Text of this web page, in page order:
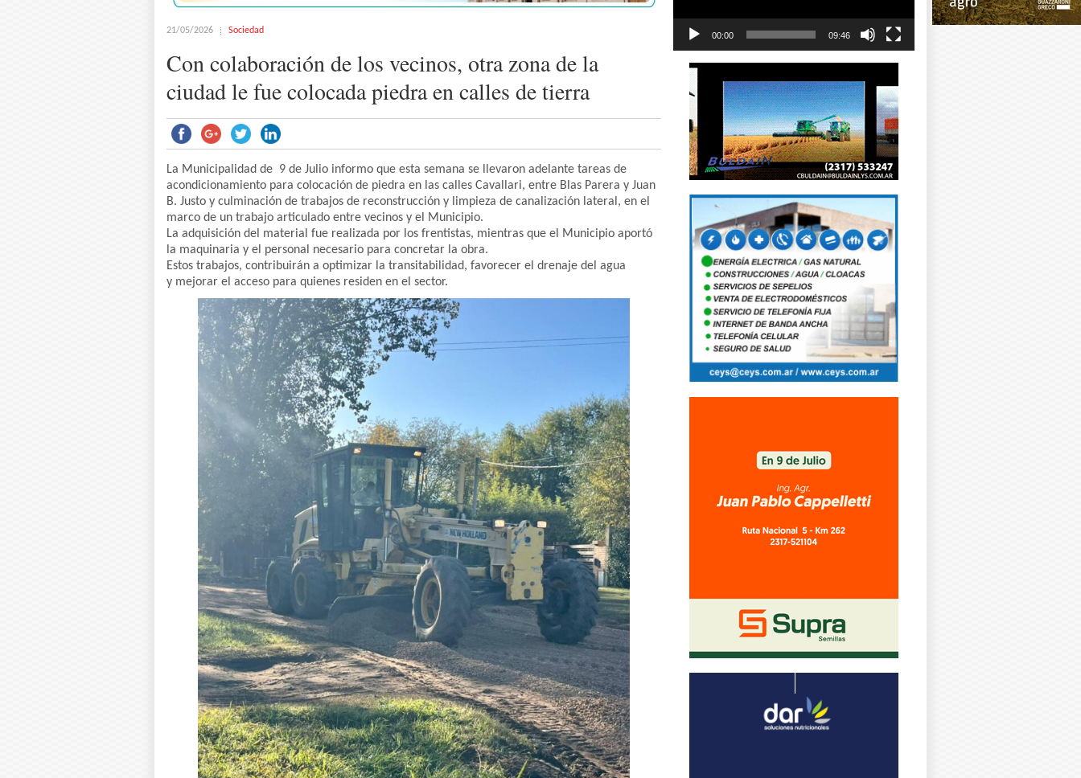
21/05/2026 Sociedad
Con colaboración de los vecinos, otra zona de la
ciudad le fue colocada piedra en calles de tierra
La Municipalidad de 9 de Julio informo que esta semana se llevaron adelante tareas de
acondicionamiento para colocación de piedra en las calles Cavallari, entre Blas Parera y Juan
B. Justo y culminación de trabajos de reconstrucción y limpieza de canalización lateral, en el
marco de un trabajo articulado entre vecinos y el Municipio.
La adquisición del material fue realizada por los frentistas, mientras que el Municipio aportó
la maquinaria y el personal necesario para concretar la obra.
Estos trabajos, contribuirán a optimizar la transitabilidad, favorecer el drenaje del agua
y mejorar el acceso para quienes residen en el sector.
00:00 09:46